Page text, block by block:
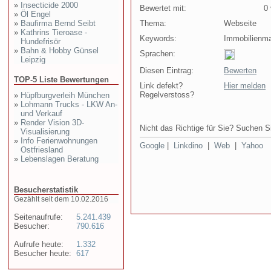
» Insecticide 2000
» Öl Engel
» Baufirma Bernd Seibt
» Kathrins Tieroase -
Hundefrisör
» Bahn & Hobby Günsel
Leipzig
TOP-5 Liste Bewertungen
» Hüpfburgverleih München
» Lohmann Trucks - LKW An-
und Verkauf
» Render Vision 3D-
Visualisierung
» Info Ferienwohnungen
Ostfriesland
» Lebenslagen Beratung
Besucherstatistik
Gezählt seit dem 10.02.2016
Seitenaufrufe:
Besucher:
Aufrufe heute:
Besucher heute:
5.241.439
790.616
1.332
617
Bewertet mit:
0
Thema:
Webseite
Keywords:
Sprachen:
Diesen Eintrag:
Bewerten
Link defekt?
Regelverstoss?
Hier melden
Nicht das Richtige für Sie? Suchen
Google
Linkdino Web Yahoo